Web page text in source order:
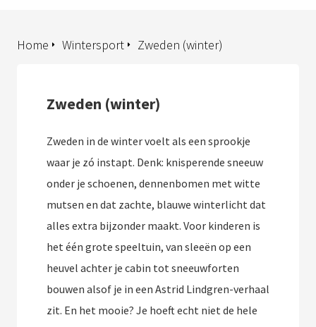
Zweden (winter)
Wintersport
Home
Zweden (winter)
Zweden in de winter voelt als een sprookje
waar je zó instapt. Denk: knisperende sneeuw
onder je schoenen, dennenbomen met witte
mutsen en dat zachte, blauwe winterlicht dat
alles extra bijzonder maakt. Voor kinderen is
het één grote speeltuin, van sleeën op een
heuvel achter je cabin tot sneeuwforten
bouwen alsof je in een Astrid Lindgren-verhaal
zit. En het mooie? Je hoeft echt niet de hele